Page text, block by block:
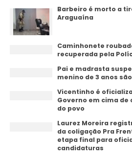
Barbeiro é morto a
Araguaína
Caminhonete
recuperada pela
Pai e madrasta
menino de 3 anos
Vicentinho é
Governo em cima de
do povo
Laurez Moreira
da coligação Pra
etapa final para
candidaturas